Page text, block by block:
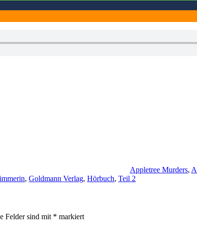
Appletree Murders,
, Goldmann Verlag, Hörbuch, Teil 2
Felder sind mit * markiert